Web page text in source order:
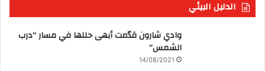
الدليل البيئي
وادي شارون قدّمت أبهى حللها في مسار “درب
الشمس”
14/08/2021